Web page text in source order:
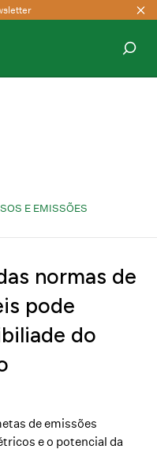
E EMISSÕES
normas de
pode
do
de emissões
e o potencial da